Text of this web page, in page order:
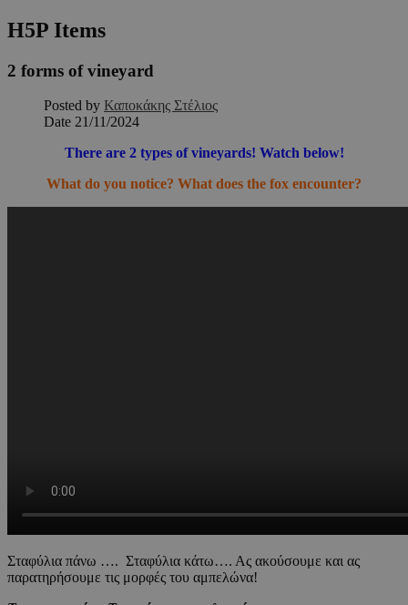
H5P Items
2 forms of vineyard
Posted by Καποκάκης Στέλιος
Date 21/11/2024
There are 2 types of vineyards! Watch below!
What do you notice? What does the fox encounter?
Σταφύλια πάνω …. Σταφύλια κάτω…. Ας ακούσουμε και ας
παρατηρήσουμε τις μορφές του αμπελώνα!